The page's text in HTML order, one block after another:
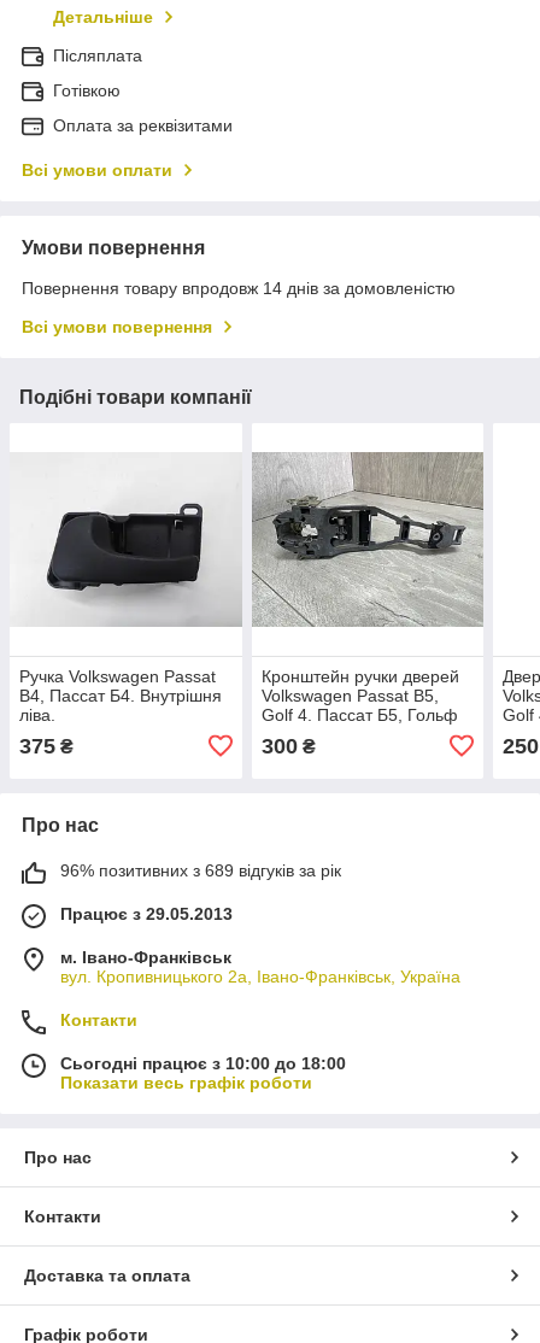
Детальніше
Післяплата
Готівкою
Оплата за реквізитами
Всі умови оплати
Умови повернення
Повернення товару впродовж 14 днів за домовленістю
Всі умови повернення
Подібні товари компанії
Ручка Volkswagen Passat
B4, Пассат Б4. Внутрішня
ліва.
375 ₴
Кронштейн ручки дверей
Volkswagen Passat B5,
Golf 4. Пассат Б5, Гольф
4. Передній. 3B0837885.
300₴
Golf
250
Про нас
96% позитивних з 689 відгуків за рік
Працює з 29.05.2013
м. Івано-Франківськ
вул. Кропивницького 2а, Івано-Франківськ, Україна
Контакти
Сьогодні працює з 10:00 до 18:00
Показати весь графік роботи
Про нас
Контакти
Доставка та оплата
Графік роботи